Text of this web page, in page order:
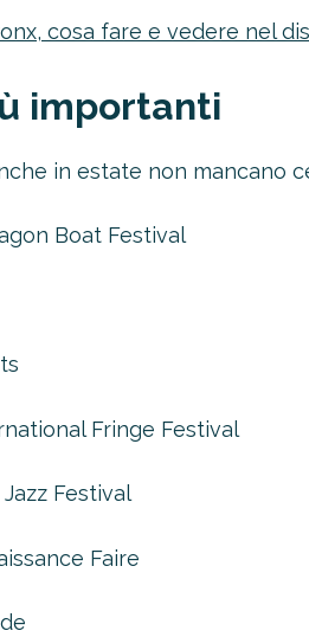
cosa fare e vedere nel
importanti
in estate non mancano
Boat Festival
Fringe Festival
Festival
Faire